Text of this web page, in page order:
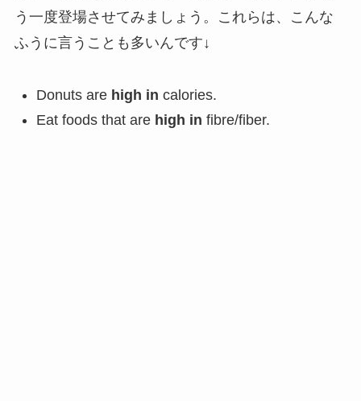
う一度登場させてみましょう。これらは、こんな
ふうに言うことも多いんです↓
Donuts are high in calories.
Eat foods that arehigh in fibre/fiber.